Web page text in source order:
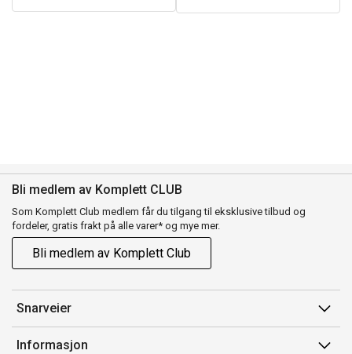
Bli medlem av Komplett CLUB
Som Komplett Club medlem får du tilgang til eksklusive tilbud og
fordeler, gratis frakt på alle varer* og mye mer.
Bli medlem av Komplett Club
Snarveier
Min side
Informasjon